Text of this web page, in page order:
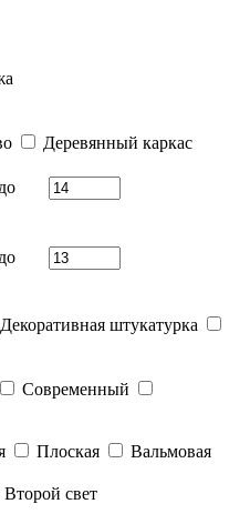
Деревянный каркас
до
до
Декоративная штукатурка
Современный
Плоская
Вальмовая
Второй свет